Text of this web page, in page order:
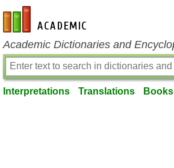
en-academic.com
Academic Dictionaries and
Interpretations Translations Books